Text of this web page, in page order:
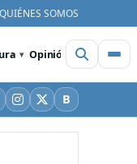
QUIÉNES SOMOS
Opinión Videos
Instagram
X BBluesky